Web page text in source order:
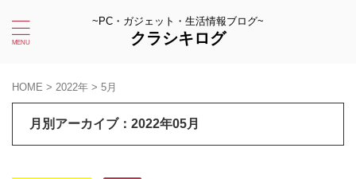
~PC・ガジェット・生活情報ブログ~
クラシキログ
HOME > 2022年 > 5月
月別アーカイブ：2022年05月